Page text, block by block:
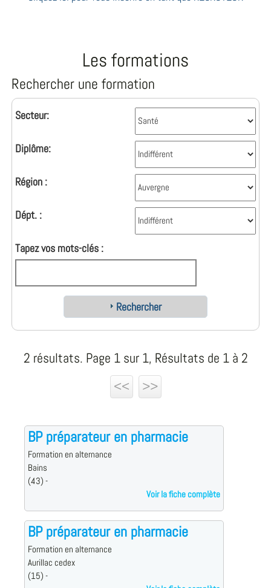
Les formations
Rechercher une formation
Secteur:
Diplôme:
Région :
Dépt. :
Tapez vos mots-clés :
Rechercher
2 résultats. Page 1 sur 1, Résultats de 1 à 2
<<
>>
BP préparateur en pharmacie
Formation en alternance
Bains
(43) -
Voir la fiche complète
BP préparateur en pharmacie
Formation en alternance
Aurillac cedex
(15) -